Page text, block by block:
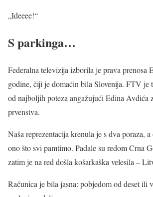
„Ideeee!“
S parkinga…
Federalna televizija izborila je prava prenosa
godine, čiji je domaćin bila Slovenija. FTV je
od najboljih poteza angažujući Edina Avdića
prvenstva.
Naša reprezentacija krenula je s dva poraza,
ono što svi pamtimo. Padale su redom Crna
zatim je na red došla košarkaška velesila –
Računica je bila jasna: pobjedom od deset ili